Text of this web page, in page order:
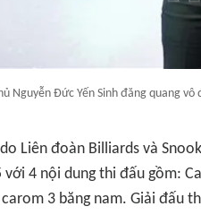
Nguyễn Đức Yến Sinh đăng quang
Liên đoàn Billiards và
với 4 nội dung thi đấu gồm:
3 băng nam. Giải đấu